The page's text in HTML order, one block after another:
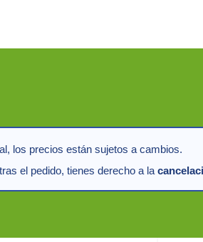
los precios están sujetos a cambios.
el pedido, tienes derecho a la